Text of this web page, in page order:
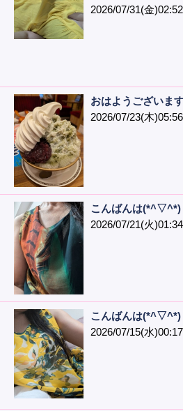
2026/07/31(金)02:52
おはようございま
2026/07/23(木)05:56
こんばんは(*^▽^*)
2026/07/21(火)01:34
こんばんは(*^▽^*)
2026/07/15(水)00:17